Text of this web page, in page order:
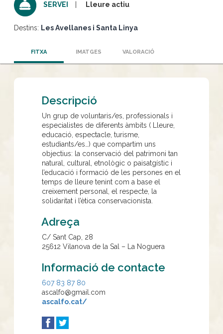
SERVEI Lleure actiu
Destins: Les Avellanes i Santa Linya
FITXA IMATGES VALORACIÓ
Descripció
Un grup de voluntaris/es, professionals i
especialistes de diferents àmbits ( Lleure,
educació, espectacle, turisme,
estudiants/es…) que compartim uns
objectius: la conservació del patrimoni tan
natural, cultural, etnològic o paisatgístic i
l’educació i formació de les persones en el
temps de lleure tenint com a base el
creixement personal, el respecte, la
solidaritat i l’ètica conservacionista.
Adreça
C/ Sant Cap, 28
25612 Vilanova de la Sal – La Noguera
Informació de contacte
607 83 87 80
ascalfo@gmail.com
ascalfo.cat/